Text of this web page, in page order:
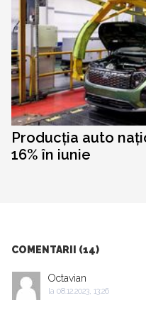
Producția auto
16% în iunie
COMENTARII (14)
Octavian
la 08.12.2023, 13:26